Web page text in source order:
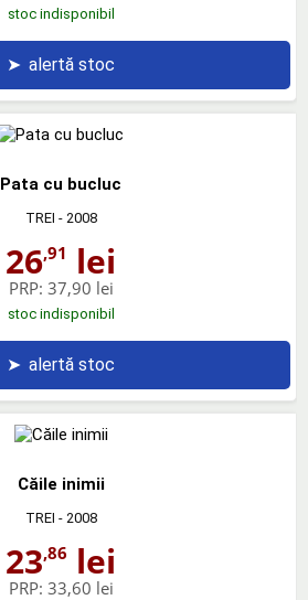
stoc indisponibil
➤ alertă stoc
Pata cu bucluc
TREI - 2008
26,91 lei
PRP: 37,90 lei
stoc indisponibil
➤ alertă stoc
Căile inimii
TREI - 2008
23,86 lei
PRP: 33,60 lei